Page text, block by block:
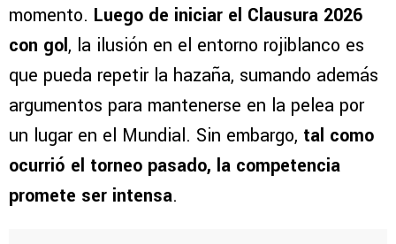
momento. Luego de iniciar el Clausura 2026
con gol, la ilusión en el entorno rojiblanco es
que pueda repetir la hazaña, sumando además
argumentos para mantenerse en la pelea por
un lugar en el Mundial. Sin embargo, tal como
ocurrió el torneo pasado, la competencia
promete ser intensa.